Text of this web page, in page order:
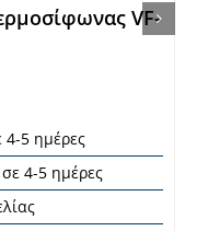
VF-
4-5 ημέρες
4-5 ημέρες